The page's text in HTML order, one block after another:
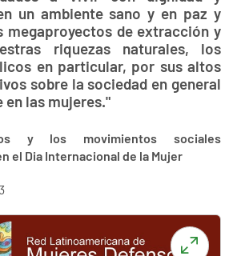
un ambiente sano y en paz y
megaproyectos de extracción y
riquezas naturales, los
en particular, por sus altos
sobre la sociedad en general
las mujeres."
y los movimientos sociales
el Dia Internacional de la Mujer